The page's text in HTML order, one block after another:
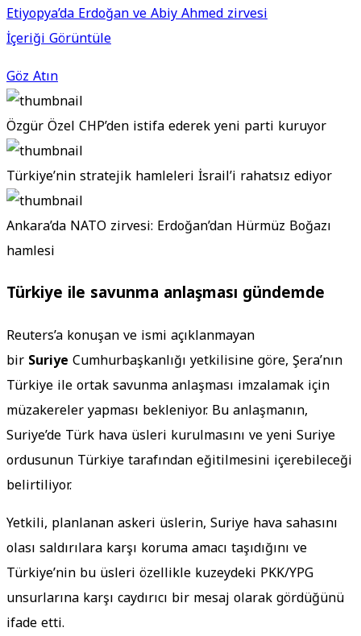
Etiyopya’da Erdoğan ve Abiy Ahmed zirvesi
İçeriği Görüntüle
Göz Atın
Özgür Özel CHP’den istifa ederek yeni parti kuruyor
Türkiye’nin stratejik hamleleri İsrail’i rahatsız ediyor
Ankara’da NATO zirvesi: Erdoğan’dan Hürmüz Boğazı
hamlesi
Türkiye ile savunma anlaşması gündemde
Reuters’a konuşan ve ismi açıklanmayan
birSuriyeCumhurbaşkanlığı yetkilisine göre, Şera’nın
Türkiye ile ortak savunma anlaşması imzalamak için
müzakereler yapması bekleniyor. Bu anlaşmanın,
Suriye’de Türk hava üsleri kurulmasını ve yeni Suriye
ordusunun Türkiye tarafından eğitilmesini içerebileceği
belirtiliyor.
Yetkili, planlanan askeri üslerin, Suriye hava sahasını
olası saldırılara karşı koruma amacı taşıdığını ve
Türkiye’nin bu üsleri özellikle kuzeydeki PKK/YPG
unsurlarına karşı caydırıcı bir mesaj olarak gördüğünü
ifade etti.